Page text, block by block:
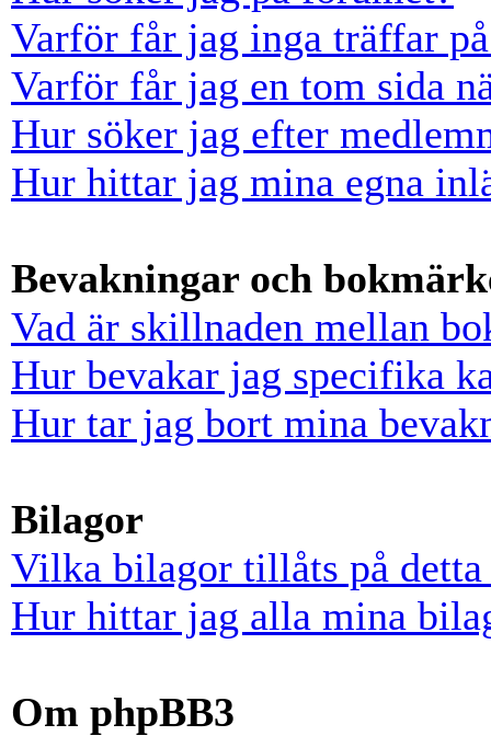
Varför får jag inga träffar
Varför får jag en tom sida
Hur söker jag efter
Hur hittar jag mina egna
Bevakningar och
Vad är skillnaden mellan
Hur bevakar jag specifika
Hur tar jag bort mina
Bilagor
Vilka bilagor tillåts på
Hur hittar jag alla mina
Om phpBB3